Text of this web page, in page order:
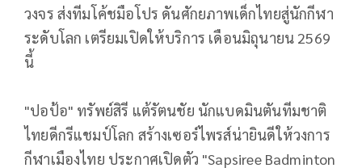
วงจร ส่งทีมโค้ชมือโปร ดันศักยภาพเด็กไทยสู่นักกีฬา
ระดับโลก เตรียมเปิดให้บริการ เดือนมิถุนายน 2569
นี้
"ปอป้อ" ทรัพย์สิรี แต้รัตนชัย นักแบดมินตันทีมชาติ
ไทยดีกรีแชมป์โลก สร้างเซอร์ไพรส์น่ายินดีให้วงการ
กีฬาเมืองไทย ประกาศเปิดตัว "Sapsiree Badminton